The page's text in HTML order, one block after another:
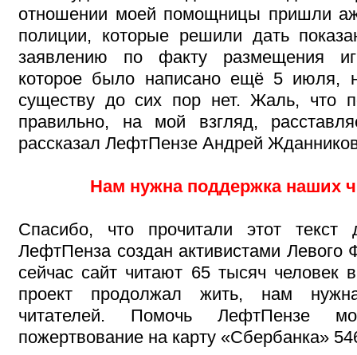
отношении моей помощницы пришли аж
полиции, которые решили дать
заявлению по факту размещения
которое было написано ещё 5 июля,
существу до сих пор нет. Жаль, что
правильно, на мой взгляд,
рассказал ЛефтПензе Андрей
Нам нужна поддержка наших
Спасибо, что прочитали этот
ЛефтПенза создан активистами Левого
сейчас сайт читают 65 тысяч человек
проект продолжал жить, нам
читателей. Помочь ЛефтПензе
пожертвование на карту «Сбербанка»